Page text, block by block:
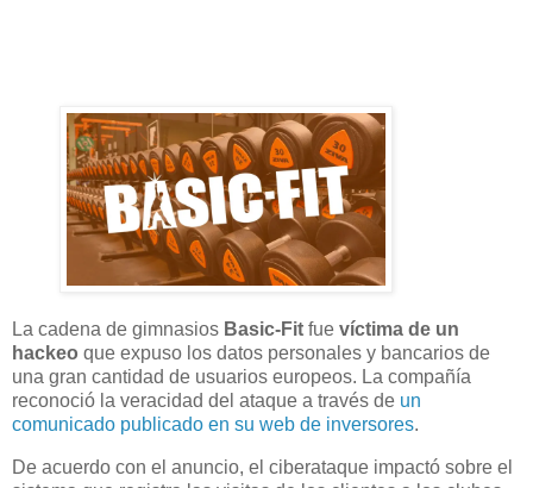
La cadena de gimnasios Basic-Fit fue víctima de un
hackeo que expuso los datos personales y bancarios de
una gran cantidad de usuarios europeos. La compañía
reconoció la veracidad del ataque a través de un
comunicado publicado en su web de inversores.
De acuerdo con el anuncio, el ciberataque impactó sobre el